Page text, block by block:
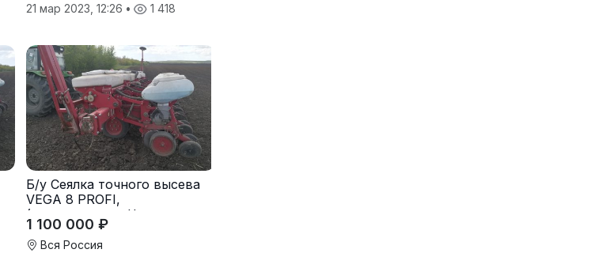
21 мар 2023, 12:26 • 1 418
Б/у Сеялка точного высева
VEGA 8 PROFI,
(производство Червона
Зирка), 2016 г., в отличном
состоянии
1 100 000 ₽
Вся Россия